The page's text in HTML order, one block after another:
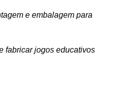
e embalagem para
fabricar jogos educativos